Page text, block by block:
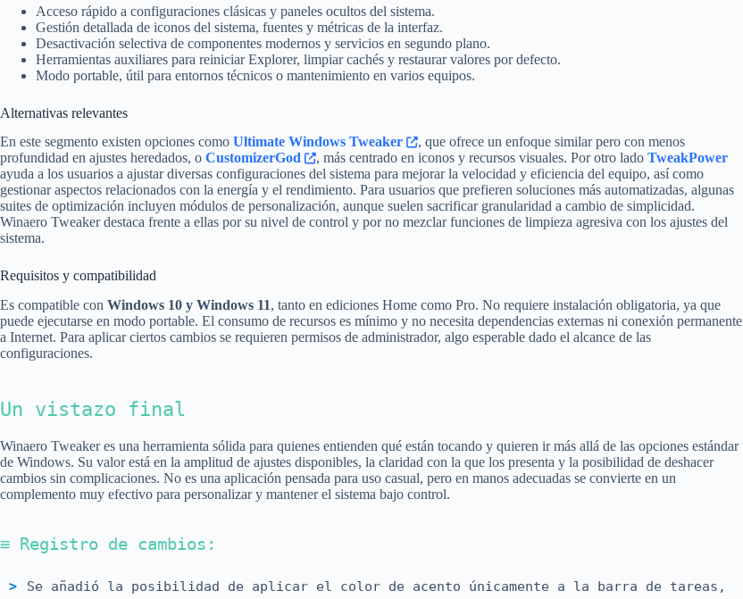
Acceso rápido a configuraciones clásicas y paneles ocultos del sistema.
Gestión detallada de iconos del sistema, fuentes y métricas de la interfaz.
Desactivación selectiva de componentes modernos y servicios en segundo plano.
Herramientas auxiliares para reiniciar Explorer, limpiar cachés y restaurar valores por defecto.
Modo portable, útil para entornos técnicos o mantenimiento en varios equipos.
Alternativas relevantes
En este segmento existen opciones como Ultimate Windows Tweaker
, que ofrece un enfoque similar pero con menos
profundidad en ajustes heredados, o CustomizerGod , más centrado en iconos y recursos visuales. Por otro lado TweakPower
ayuda a los usuarios a ajustar diversas configuraciones del sistema para mejorar la velocidad y eficiencia del equipo, así como
gestionar aspectos relacionados con la energía y el rendimiento. Para usuarios que prefieren soluciones más automatizadas, algunas
suites de optimización incluyen módulos de personalización, aunque suelen sacrificar granularidad a cambio de simplicidad.
Winaero Tweaker destaca frente a ellas por su nivel de control y por no mezclar funciones de limpieza agresiva con los ajustes del
sistema.
Requisitos y compatibilidad
Es compatible con Windows 10 y Windows 11, tanto en ediciones Home como Pro. No requiere instalación obligatoria, ya que
puede ejecutarse en modo portable. El consumo de recursos es mínimo y no necesita dependencias externas ni conexión permanente
a Internet. Para aplicar ciertos cambios se requieren permisos de administrador, algo esperable dado el alcance de las
configuraciones.
Un vistazo final
Winaero Tweaker es una herramienta sólida para quienes entienden qué están tocando y quieren ir más allá de las opciones estándar
de Windows. Su valor está en la amplitud de ajustes disponibles, la claridad con la que los presenta y la posibilidad de deshacer
cambios sin complicaciones. No es una aplicación pensada para uso casual, pero en manos adecuadas se convierte en un
complemento muy efectivo para personalizar y mantener el sistema bajo control.
≡ Registro de cambios:
Se añadió la posibilidad de aplicar el color de acento únicamente a la barra de tareas,